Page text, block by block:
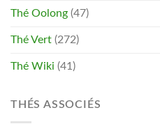
Thé Oolong (47)
Thé Vert (272)
Thé Wiki (41)
THÉS ASSOCIÉS